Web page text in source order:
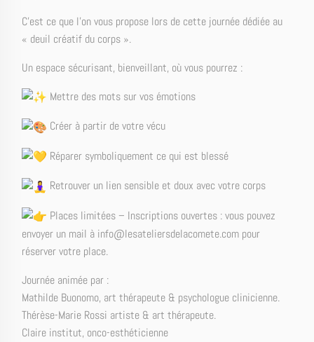
C’est ce que l’on vous propose lors de cette journée dédiée au
« deuil créatif du corps ».
Un espace sécurisant, bienveillant, où vous pourrez :
Mettre des mots sur vos émotions
Créer à partir de votre vécu
Réparer symboliquement ce qui est blessé
Retrouver un lien sensible et doux avec votre corps
Places limitées – Inscriptions ouvertes : vous pouvez
envoyer un mail à info@lesateliersdelacomete.com pour
réserver votre place.
Journée animée par :
Mathilde Buonomo, art thérapeute & psychologue clinicienne.
Thérèse-Marie Rossi artiste & art thérapeute.
Claire institut, onco-esthéticienne